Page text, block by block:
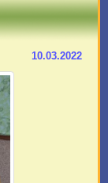
10.03.2022